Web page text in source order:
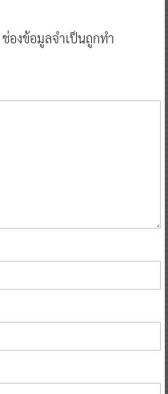
ช่องข้อมูลจำเป็นถูกทำ